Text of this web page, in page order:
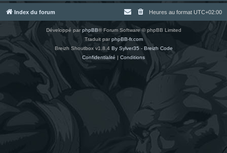
Index du forum Heures au format UTC+02:00
Développé parphpBB® Forum Software © phpBB Limited
Traduit parphpBB-fr.com
Breizh Shoutbox v1.8.4 By Sylver35 - Breizh Code
Confidentialité | Conditions